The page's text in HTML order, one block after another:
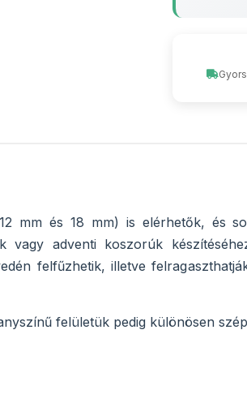
mm és 18 mm) is elérhetők, és
vagy adventi koszorúk
felfűzhetik, illetve
felületük pedig különösen